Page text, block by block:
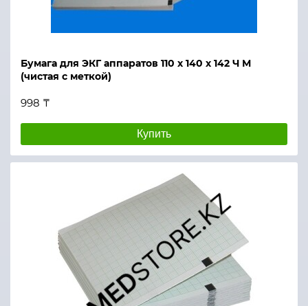
Бумага для ЭКГ аппаратов 110 х 140 х 142 Ч М
(чистая с меткой)
998 ₸
Купить